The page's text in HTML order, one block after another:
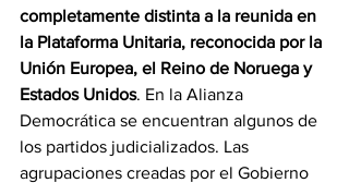
completamente distinta a la reunida en
la Plataforma Unitaria, reconocida por la
Unión Europea, el Reino de Noruega y
Estados Unidos. En la Alianza
Democrática se encuentran algunos de
los partidos judicializados. Las
agrupaciones creadas por el Gobierno